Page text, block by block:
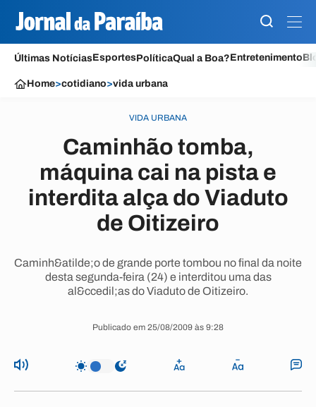
Últimas NotíciasEsportesPolíticaQual a Boa?Entretenimento
Home>cotidiano>vida urbana
VIDA URBANA
Caminhão tomba,
máquina cai na pista e
interdita alça do Viaduto
de Oitizeiro
Caminh&atilde;o de grande porte tombou no final da noite
desta segunda-feira (24) e interditou uma das
al&ccedil;as do Viaduto de Oitizeiro.
Publicado em 25/08/2009 às 9:28